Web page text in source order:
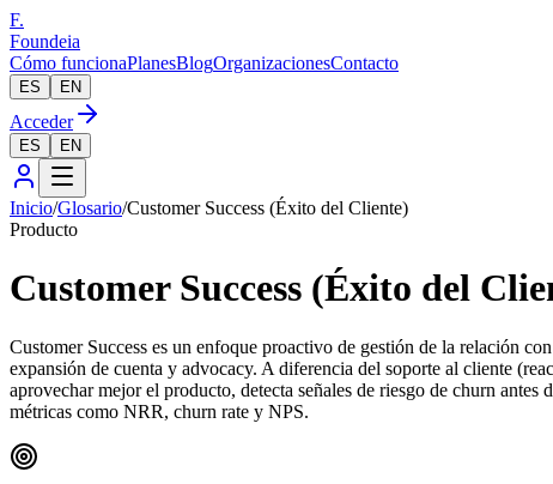
F.
Foundeia
Cómo funcionaPlanesBlogOrganizacionesContacto
ES EN
Acceder
ES EN
Inicio/Glosario/Customer Success (Éxito del Cliente)
Producto
Customer Success (Éxito del
Customer Success es un enfoque proactivo de gestión de la relación
expansión de cuenta y advocacy. A diferencia del soporte al cliente
aprovechar mejor el producto, detecta señales de riesgo de churn
métricas como NRR, churn rate y NPS.